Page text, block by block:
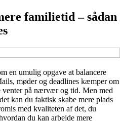
familietid – sådan
en umulig opgave at balancere
møder og deadlines kæmper om
venter på nærvær og tid. Men med
kan du faktisk skabe mere plads
med kvaliteten af det, du
du kan arbejde mere